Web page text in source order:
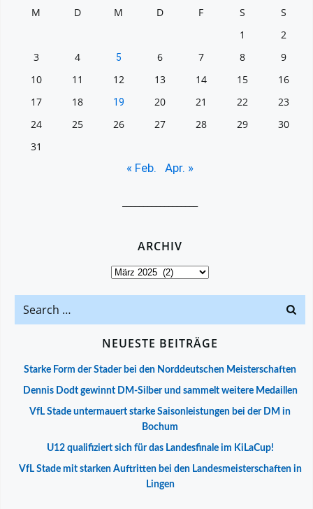
M
D M D F S
S
1
2
3
4 5 6 7 8
9
10
11 12 13 14 15
16
17
18 19 20 21 22
23
24
25 26 27 28 29
30
31
« Feb. Apr. »
ARCHIV
Archiv
Search
for:
NEUESTE BEITRÄGE
Starke Form der Stader bei den Norddeutschen Meisterschaften
Dennis Dodt gewinnt DM-Silber und sammelt weitere Medaillen
VfL Stade untermauert starke Saisonleistungen bei der DM in
Bochum
U12 qualifiziert sich für das Landesfinale im KiLaCup!
VfL Stade mit starken Auftritten bei den Landesmeisterschaften in
Lingen